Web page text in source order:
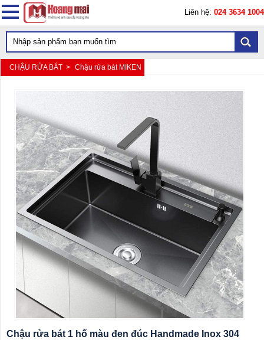
Liên hệ: 024 3634 1004
CHẬU RỬA BÁT > Chậu rửa bát MIKEN
Chậu rửa bát 1 hố màu đen đúc Handmade Inox 304